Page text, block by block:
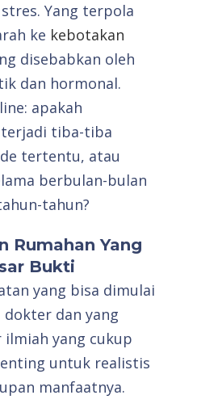
Yang terpola
ke kebotakan
disebabkan oleh
dan hormonal.
apakah
tiba-tiba
tertentu, atau
berbulan-bulan
tahun?
Rumahan Yang
Bukti
yang bisa dimulai
dan yang
ilmiah yang cukup
untuk realistis
manfaatnya.